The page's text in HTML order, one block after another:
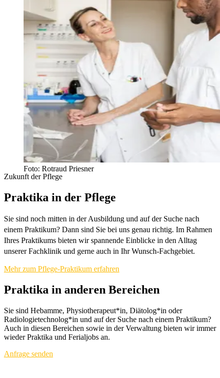
Foto: Rotraud Priesner
Zukunft der Pflege
Praktika in der Pflege
Sie sind noch mitten in der Ausbildung und auf der Suche nach
einem Praktikum? Dann sind Sie bei uns genau richtig. Im Rahmen
Ihres Praktikums bieten wir spannende Einblicke in den Alltag
unserer Fachklinik und gerne auch in Ihr Wunsch-Fachgebiet.
Mehr zum Pflege-Praktikum erfahren
Praktika in anderen Bereichen
Sie sind Hebamme, Physiotherapeut*in, Diätolog*in oder
Radiologietechnolog*in und auf der Suche nach einem Praktikum?
Auch in diesen Bereichen sowie in der Verwaltung bieten wir immer
wieder Praktika und Ferialjobs an.
Anfrage senden